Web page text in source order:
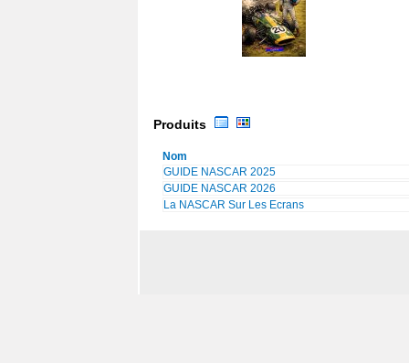
Produits
Nom
GUIDE NASCAR 2025
GUIDE NASCAR 2026
La NASCAR Sur Les Ecrans